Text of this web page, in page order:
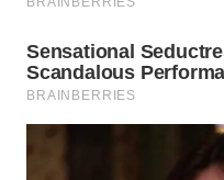
WN
KUNINGAN